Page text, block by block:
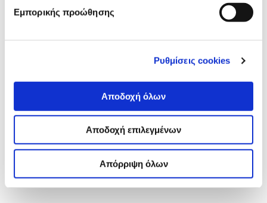
Εμπορικής προώθησης
Ρυθμίσεις cookies
Αποδοχή όλων
Αποδοχή επιλεγμένων
Απόρριψη όλων
της σελίδας σας μόλις ενσωματωθεί εκεί.